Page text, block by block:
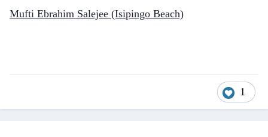
Mufti Ebrahim Salejee (Isipingo Beach)
1